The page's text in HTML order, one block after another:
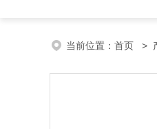
当前位置： 首页 >